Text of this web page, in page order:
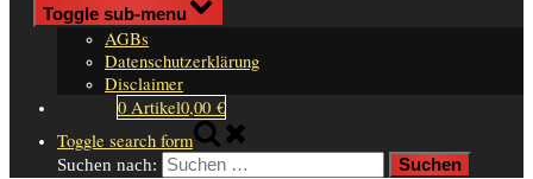
Impressum
Toggle sub-menu
AGBs
Datenschutzerklärung
Disclaimer
0 Artikel0,00 €
Toggle search form
Suchen nach: